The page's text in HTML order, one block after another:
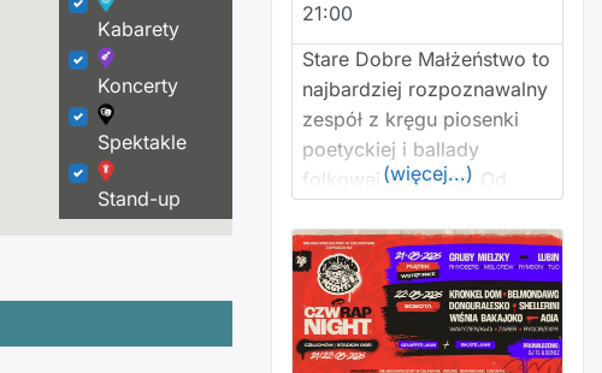
Kabarety
Koncerty
Spektakle
Stand-up
21:00
Stare Dobre Małżeństwo to
najbardziej rozpoznawalny
zespół z kręgu piosenki
poetyckiej i ballady
folkowej w Polsce. Od
prowadzony przez
Krzysztofa
Myszkowskiego –
charyzmatycznego
pieśniarza, kompozytora i
(więcej...)